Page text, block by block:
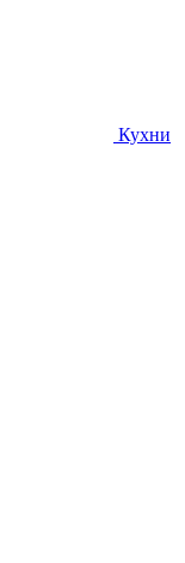
Кухни